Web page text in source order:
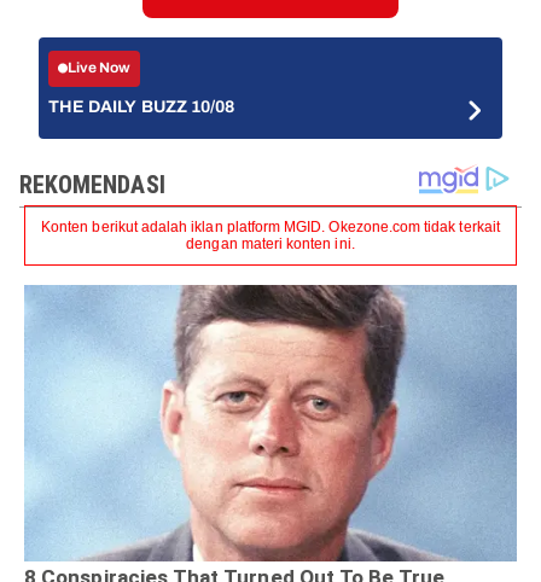
Live Now
THE DAILY BUZZ 10/08